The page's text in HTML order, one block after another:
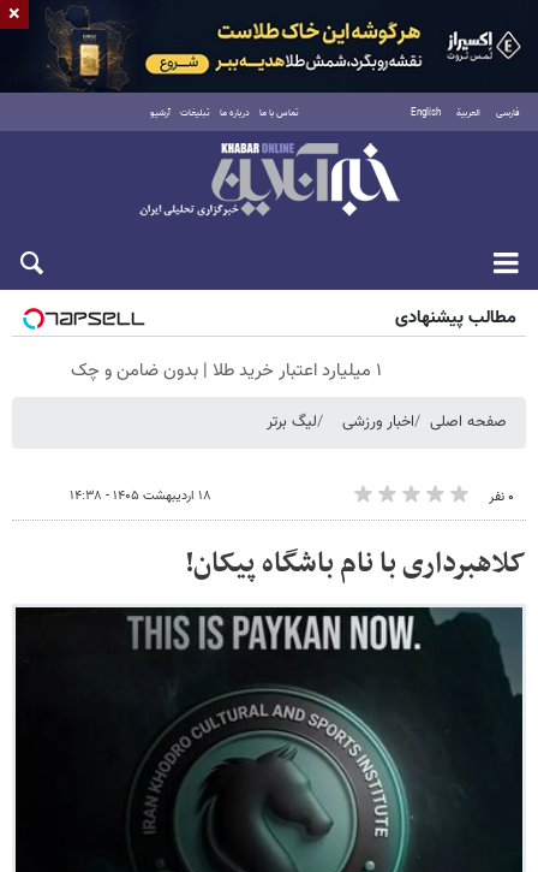
فارسی العربية English تماس با ما درباره ما تبلیغات آرشیو
پنجشنبه ۱۵ مرداد ۱۴۰۵
مطالب پیشنهادی
۱ میلیارد اعتبار خرید طلا | بدون ضامن و چک
صفحه اصلی اخبار ورزشی لیگ برتر
۰ نفر ۱۸ اردیبهشت ۱۴۰۵ - ۱۴:۳۸
کلاهبرداری با نام باشگاه پیکان!
×